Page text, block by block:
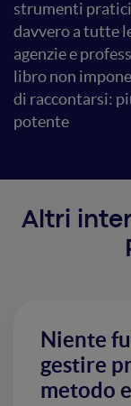
strumenti
davvero a tutte
agenzie e
libro non
di raccontarsi:
potente
Altri
Niente
gestire
metodo